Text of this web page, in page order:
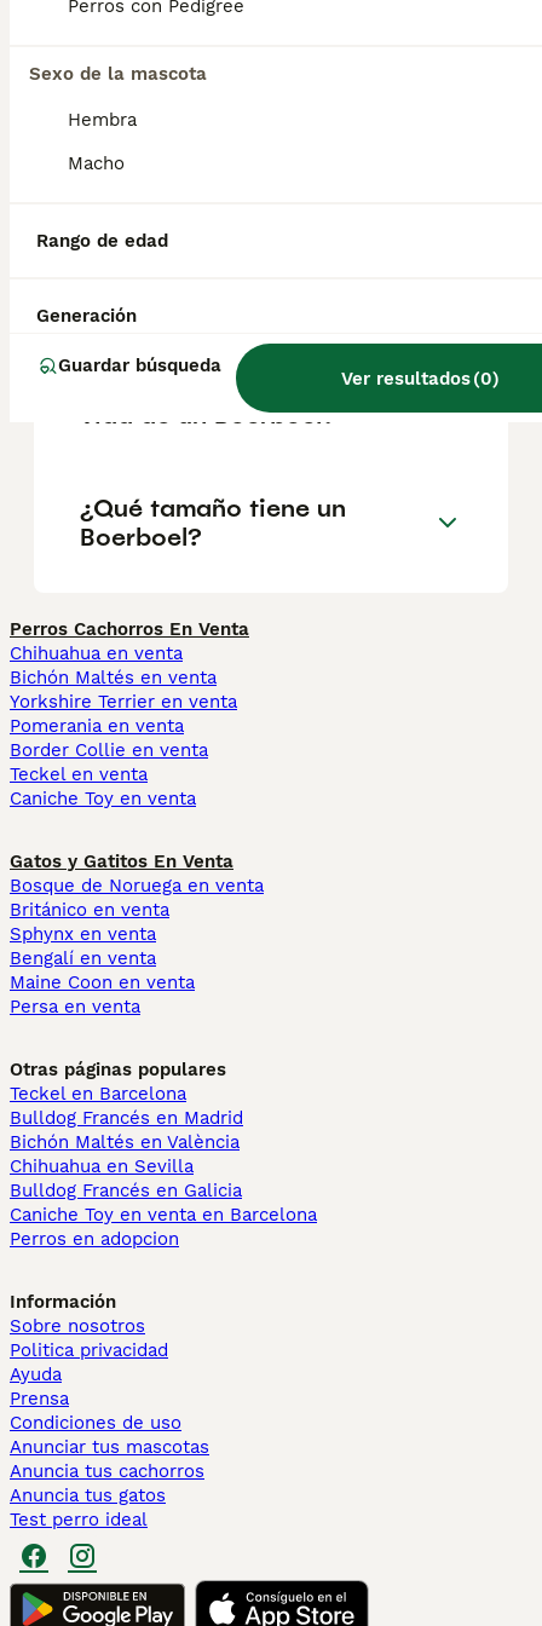
Perros con Pedigree
Sexo de la mascota
Hembra
Macho
Rango de edad
Generación
Guardar búsqueda
Ver resultados(0)
¿Cómo es el carácter de
¿Cuáles son las ventajas y
¿Cuál es la esperanza de
vida de un Boerboel?
¿Qué tamaño tiene un
Boerboel?
Perros Cachorros En Venta
Chihuahua en venta
Bichón Maltés en venta
Yorkshire Terrier en venta
Pomerania en venta
Border Collie en venta
Teckel en venta
Caniche Toy en venta
Gatos y Gatitos En Venta
Bosque de Noruega en venta
Británico en venta
Sphynx en venta
Bengalí en venta
Maine Coon en venta
Persa en venta
Otras páginas populares
Teckel en Barcelona
Bulldog Francés en Madrid
Bichón Maltés en València
Chihuahua en Sevilla
Bulldog Francés en Galicia
Caniche Toy en venta en Barcelona
Perros en adopcion
Información
Sobre nosotros
Politica privacidad
Ayuda
Prensa
Condiciones de uso
Anunciar tus mascotas
Anuncia tus cachorros
Anuncia tus gatos
Test perro ideal